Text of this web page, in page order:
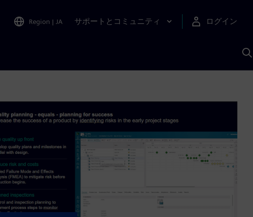
Region | JA サポートとコミュニティ ログイン